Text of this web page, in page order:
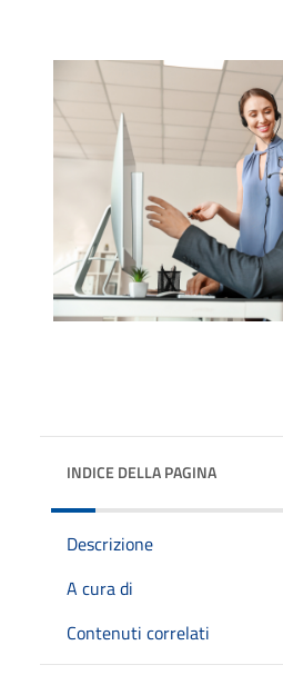
INDICE DELLA PAGINA
Descrizione
A cura di
Contenuti correlati